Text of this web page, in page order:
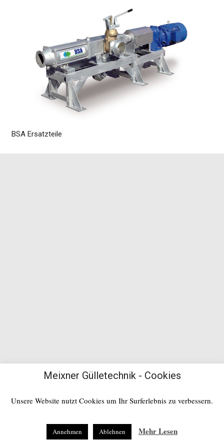
BSA Ersatzteile
Meixner Gülletechnik - Cookies
Unsere Website nutzt Cookies um Ihr Surferlebnis zu verbessern.
Annehmen Ablehnen Mehr Lesen